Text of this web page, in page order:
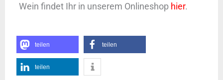
Wein findet Ihr in unserem Onlineshop hier.
teilen teilen
teilen